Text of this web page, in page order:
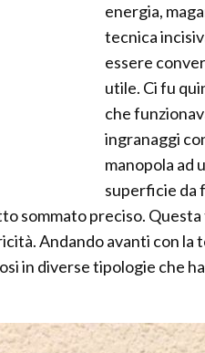
energia,
tecnica
essere
utile. Ci fu
che
ingranaggi
manopola ad
superficie da
sommato preciso.
Andando avanti con la
in diverse tipologie che